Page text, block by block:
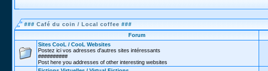
### Café du coin / Local coffee ###
Forum
Sites CooL / CooL Websites
Postez ici vos adresses d'autres sites intéressants
##########
Post here you addresses of other interesting websites